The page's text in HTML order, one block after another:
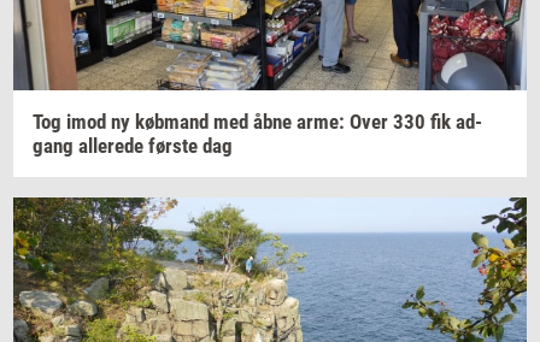
Tog imod ny køb­mand med åbne arme: Over 330 fik ad­
gang al­le­re­de før­ste dag